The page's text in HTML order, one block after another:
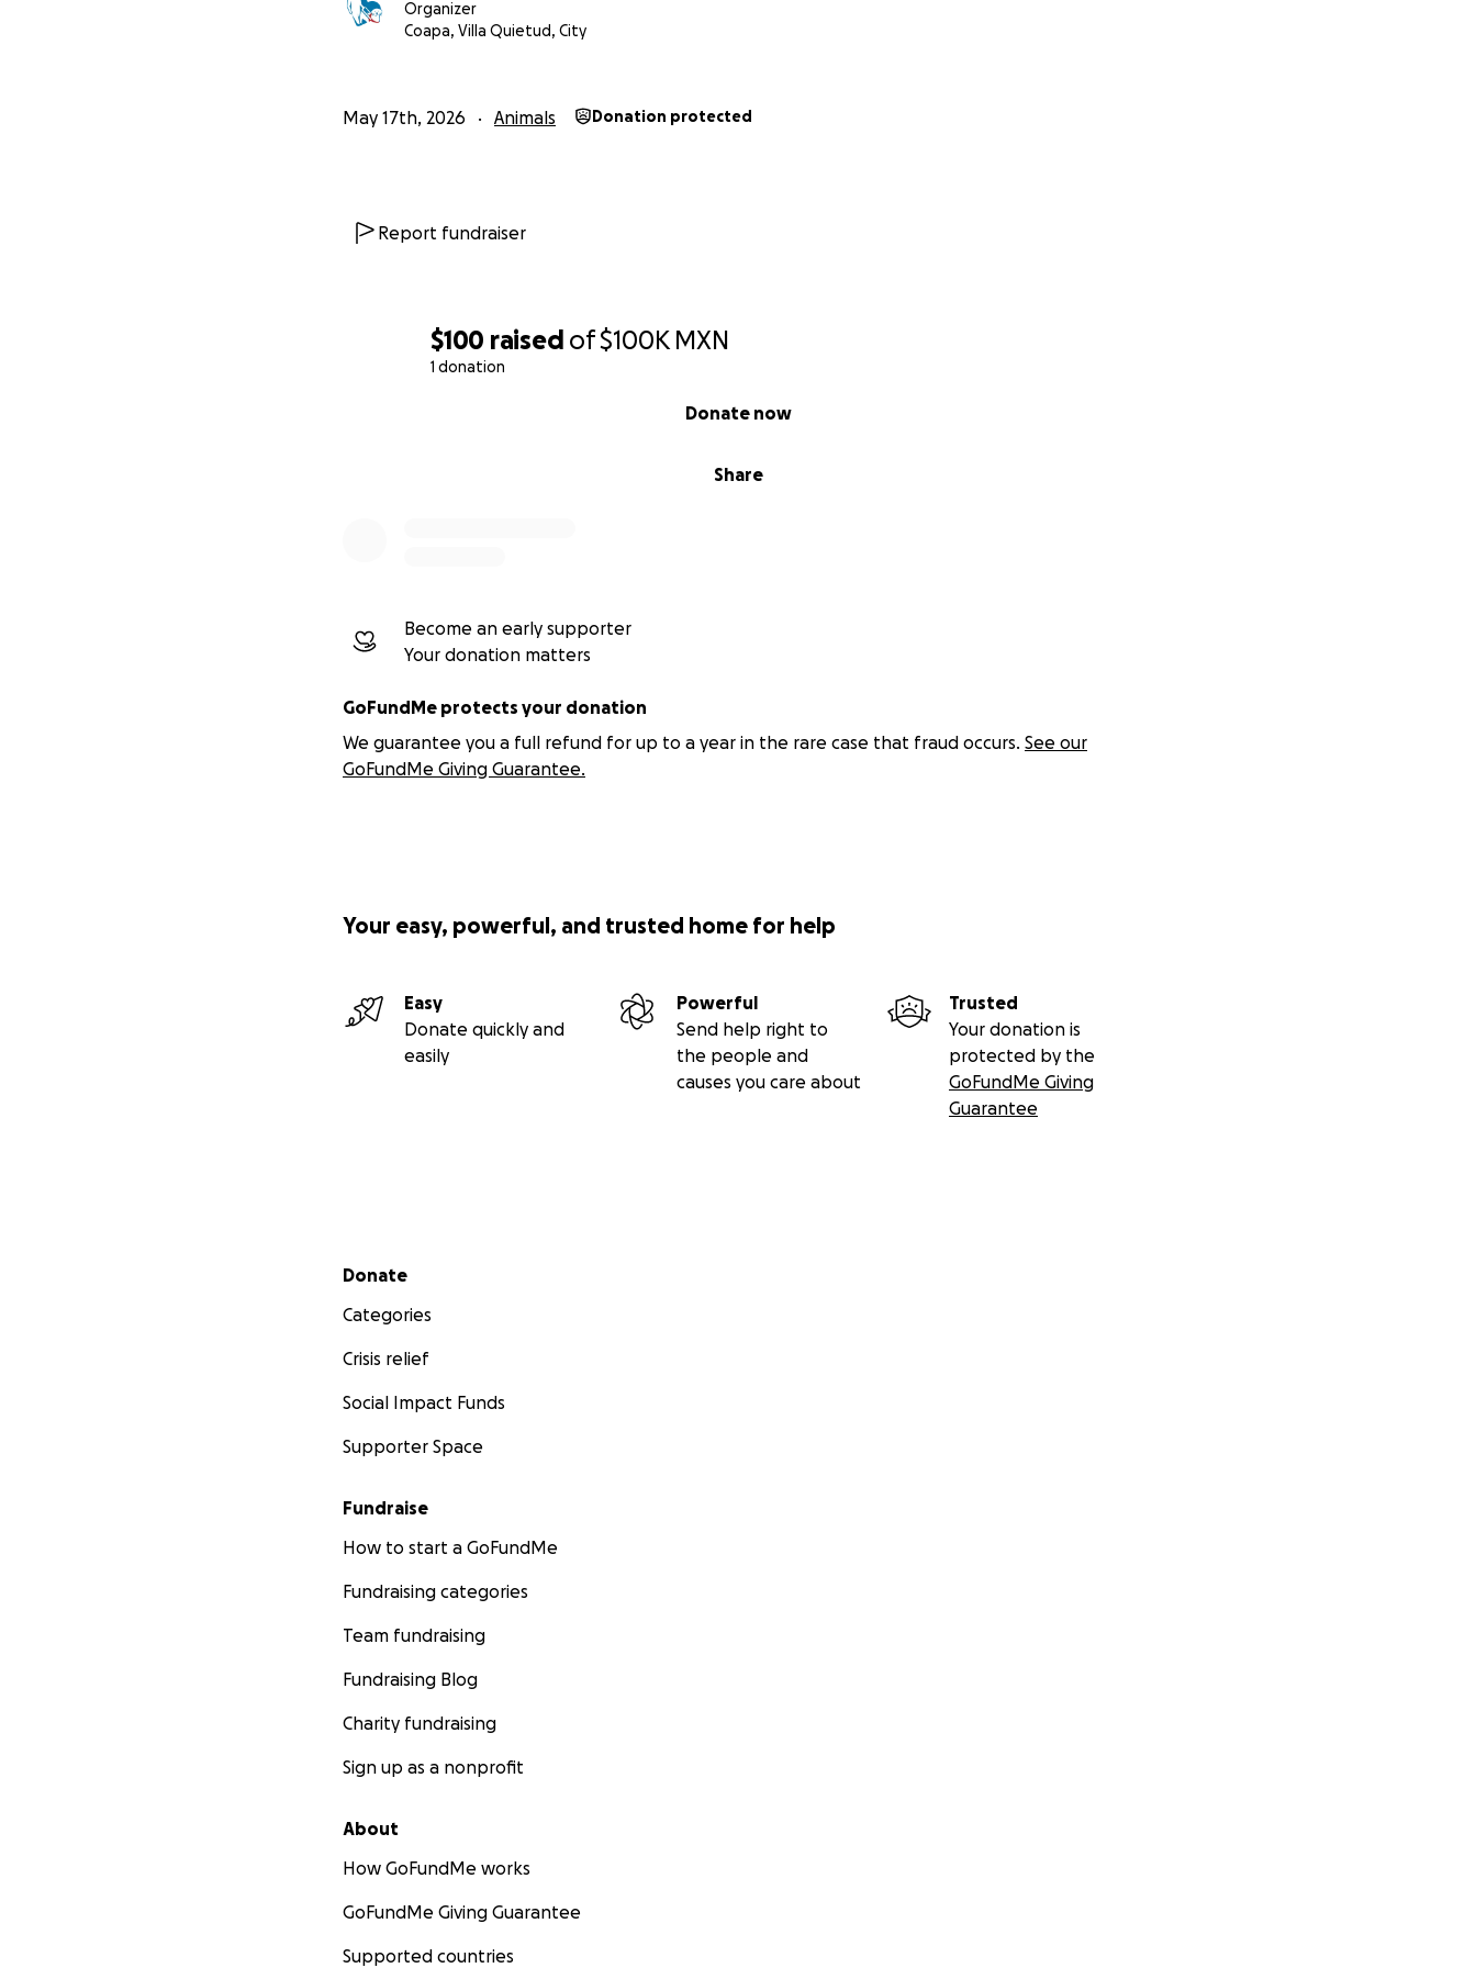
$100 raised of$100K MXN
1 donation
Share
Donate now
Become an early supporter
Your donation matters
GoFundMe protects your donation
We guarantee you a full refund for up to a year in the rare case that fraud occurs. See our
GoFundMe Giving Guarantee.
Conoce más ennuestra página web
Organizer
Coapa, Villa Quietud, City
May 17th, 2026 Animals Donation protected
Report fundraiser
Your easy, powerful, and trusted home for help
Easy
Donate quickly and
easily
Powerful
Send help right to
the people and
causes you care about
Trusted
Your donation is
protected by the
GoFundMe Giving
Guarantee
Secondary menu
Donate
Categories
Crisis relief
Social Impact Funds
Supporter Space
Fundraise
How to start a GoFundMe
Fundraising categories
Team fundraising
Fundraising Blog
Charity fundraising
Sign up as a nonprofit
About
How GoFundMe works
GoFundMe Giving Guarantee
Supported countries